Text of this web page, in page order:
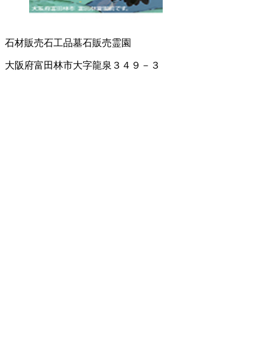
石材販売石工品墓石販売霊園
大阪府富田林市大字龍泉３４９－３